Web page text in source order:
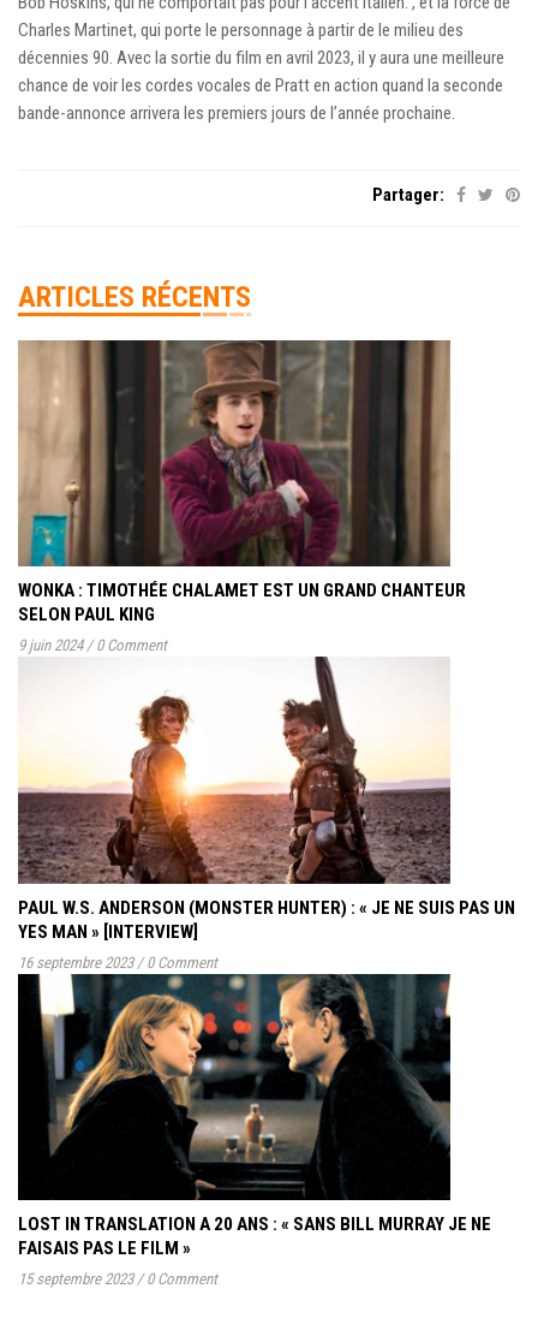
Charles Martinet, qui porte le personnage à partir de le milieu des
décennies 90. Avec la sortie du film en avril 2023, il y aura une meilleure
chance de voir les cordes vocales de Pratt en action quand la seconde
bande-annonce arrivera les premiers jours de l’année prochaine.
Partager:
ARTICLES RÉCENTS
WONKA : TIMOTHÉE CHALAMET EST UN GRAND CHANTEUR
SELON PAUL KING
9 juin 2024 / 0 Comment
PAUL W.S. ANDERSON (MONSTER HUNTER) : « JE NE SUIS PAS UN
YES MAN » [INTERVIEW]
16 septembre 2023 / 0 Comment
LOST IN TRANSLATION A 20 ANS : « SANS BILL MURRAY JE NE
FAISAIS PAS LE FILM »
15 septembre 2023 / 0 Comment